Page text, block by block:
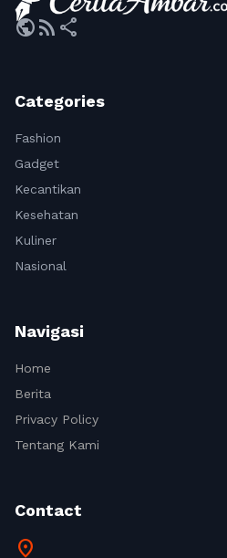
publicrss_feed share
Categories
Fashion
Gadget
Kecantikan
Kesehatan
Kuliner
Nasional
Navigasi
Home
Berita
Privacy Policy
Tentang Kami
Contact
location_on